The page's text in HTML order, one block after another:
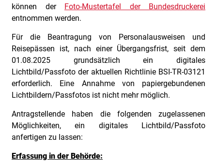
können der Foto-Mustertafel der Bundesdruckerei
entnommen werden.
Für die Beantragung von Personalausweisen und
Reisepässen ist, nach einer Übergangsfrist, seit dem
01.08.2025 grundsätzlich ein digitales
Lichtbild/Passfoto der aktuellen Richtlinie BSI-TR-03121
erforderlich. Eine Annahme von papiergebundenen
Lichtbildern/Passfotos ist nicht mehr möglich.
Antragstellende haben die folgenden zugelassenen
Möglichkeiten, ein digitales Lichtbild/Passfoto
anfertigen zu lassen:
Erfassung in der Behörde: